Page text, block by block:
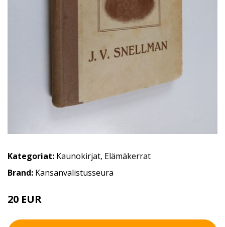
Kategoriat: Kaunokirjat, Elämäkerrat
Brand: Kansanvalistusseura
20 EUR